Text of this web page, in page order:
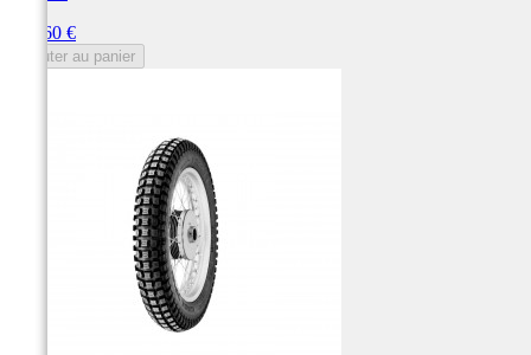
141,60 €
Ajouter au panier